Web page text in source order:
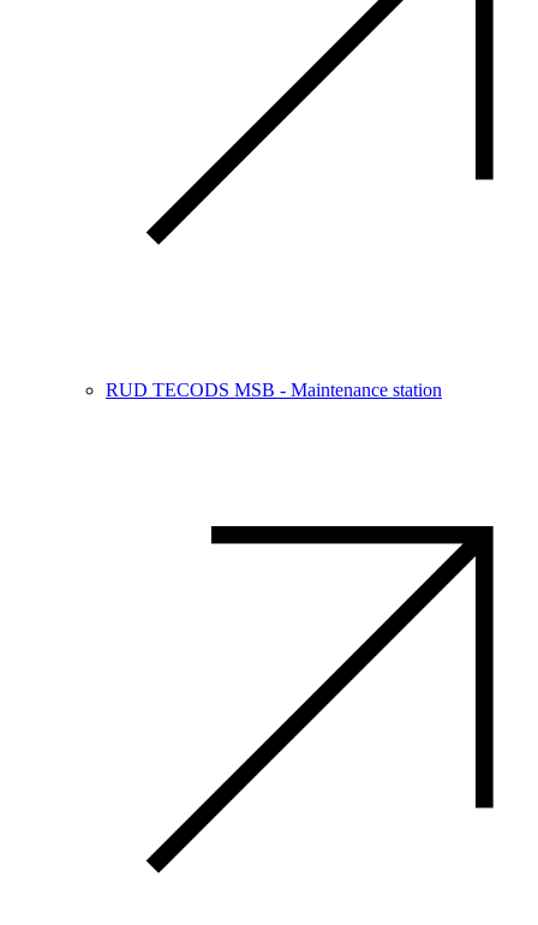
RUD TECODS MSB - Maintenance station